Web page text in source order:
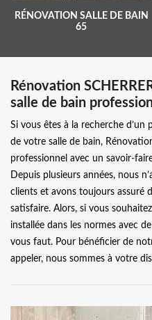
RÉNOVATION SALLE DE BAIN
65
Rénovation
salle de bain
Si vous êtes à la recherche d’un
de votre salle de bain,
professionnel avec un savoir-
Depuis plusieurs années, nous
clients et avons toujours assuré
satisfaire. Alors, si vous
installée dans les normes avec
vous faut. Pour bénéficier de
appeler, nous sommes à votre